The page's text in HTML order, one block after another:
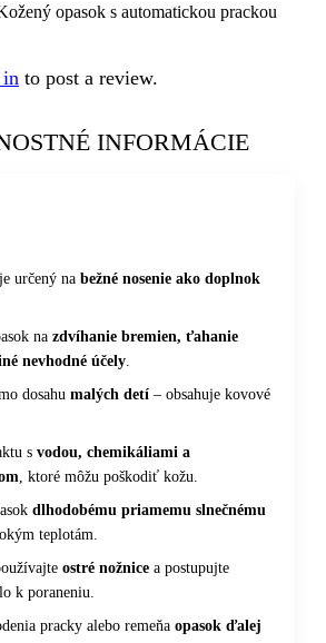
opasok s automatickou prackou
to post a review.
INFORMÁCIE
určený na bežné nosenie ako doplnok
na zdvíhanie bremien, ťahanie
nevhodné účely
dosahu malých detí – obsahuje kovové
s vodou, chemikáliami a
, ktoré môžu poškodiť kožu.
dlhodobému priamemu slnečnému
teplotám.
ostré nožnice a postupujte
k poraneniu.
pracky alebo remeňa opasok ďalej